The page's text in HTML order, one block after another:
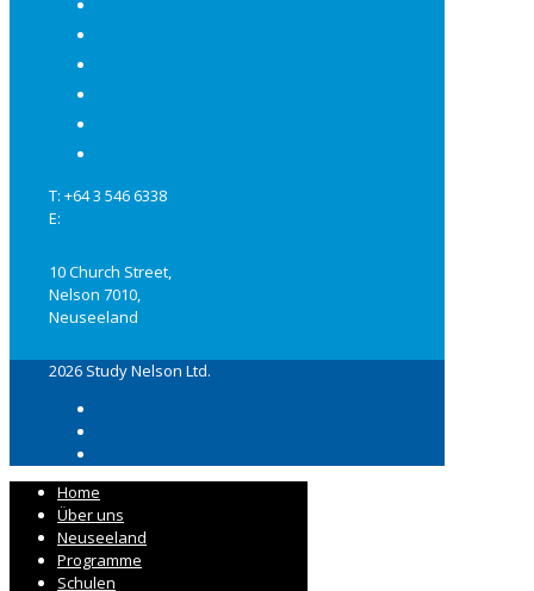
T: +64 3 546 6338
E:
10 Church Street,
Nelson 7010,
Neuseeland
2026 Study Nelson Ltd.
Home
Über uns
Neuseeland
Programme
Schulen